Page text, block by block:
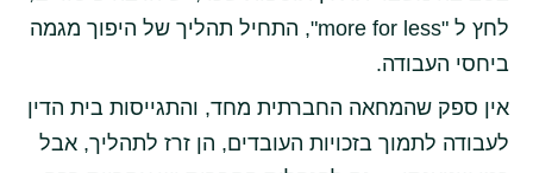
לחץ ל "more for less", התחיל תהליך של היפוך מגמה
ביחסי העבודה.
אין ספק שהמחאה החברתית מחד, והתגייסות בית הדין
לעבודה לתמוך בזכויות העובדים, הן זרז לתהליך, אבל